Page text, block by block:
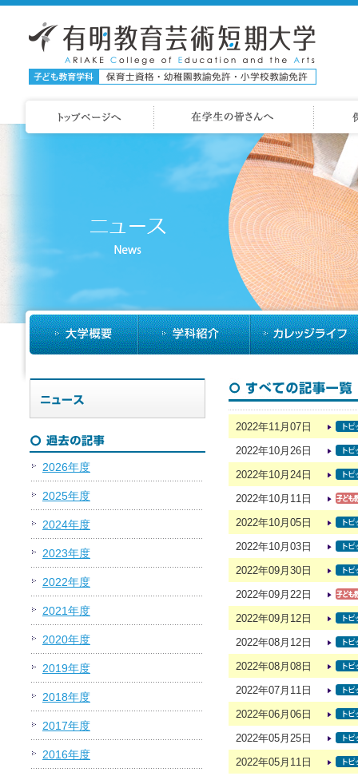
2026年度
2025年度
2024年度
2023年度
2022年度
2021年度
2020年度
2019年度
2018年度
2017年度
2016年度
2022年11月07日
2022年10月26日
2022年10月24日
2022年10月11日
2022年10月05日
2022年10月03日
2022年09月30日
2022年09月22日
2022年09月12日
2022年08月12日
2022年08月08日
2022年07月11日
2022年06月06日
2022年05月25日
2022年05月11日